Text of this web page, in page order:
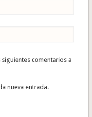
comentarios a
nueva entrada.